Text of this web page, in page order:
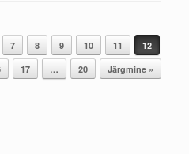
7 8 9 10 11
12
17 … 20 Järgmine »